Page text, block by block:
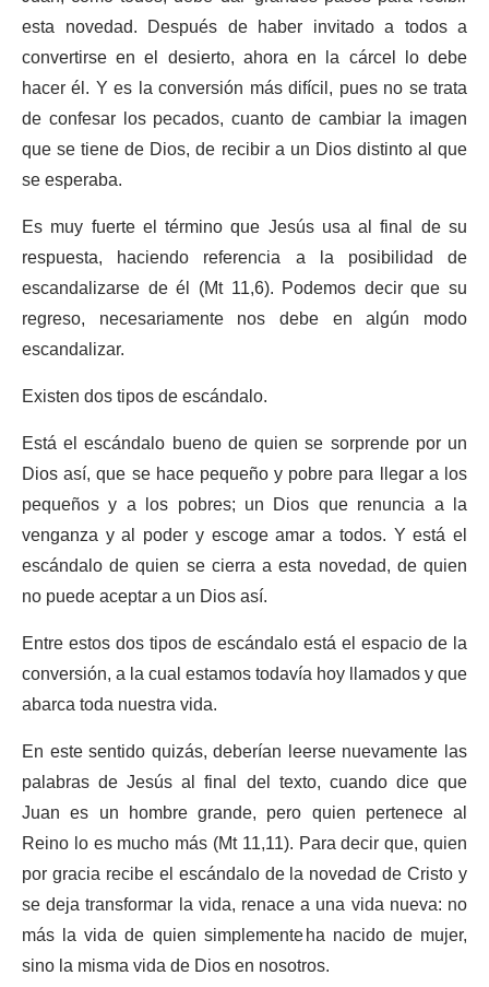
esta novedad. Después de haber invitado a todos a
convertirse en el desierto, ahora en la cárcel lo debe
hacer él. Y es la conversión más difícil, pues no se trata
de confesar los pecados, cuanto de cambiar la imagen
que se tiene de Dios, de recibir a un Dios distinto al que
se esperaba.
Es muy fuerte el término que Jesús usa al final de su
respuesta, haciendo referencia a la posibilidad de
escandalizarse de él (Mt 11,6). Podemos decir que su
regreso, necesariamente nos debe en algún modo
escandalizar.
Existen dos tipos de escándalo.
Está el escándalo bueno de quien se sorprende por un
Dios así, que se hace pequeño y pobre para llegar a los
pequeños y a los pobres; un Dios que renuncia a la
venganza y al poder y escoge amar a todos. Y está el
escándalo de quien se cierra a esta novedad, de quien
no puede aceptar a un Dios así.
Entre estos dos tipos de escándalo está el espacio de la
conversión, a la cual estamos todavía hoy llamados y que
abarca toda nuestra vida.
En este sentido quizás, deberían leerse nuevamente las
palabras de Jesús al final del texto, cuando dice que
Juan es un hombre grande, pero quien pertenece al
Reino lo es mucho más (Mt 11,11). Para decir que, quien
por gracia recibe el escándalo de la novedad de Cristo y
se deja transformar la vida, renace a una vida nueva: no
más la vida de quien simplemente ha nacido de mujer,
sino la misma vida de Dios en nosotros.